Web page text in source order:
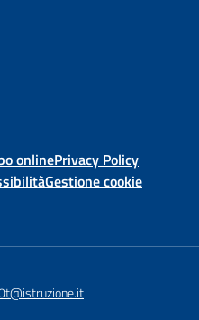
onlinePrivacy Policy
Gestione cookie